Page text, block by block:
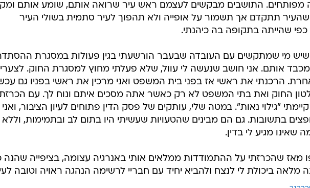
מפותחים. התושבים מבקשים לעצמם ראש עיר שרואה אותם, שומע אותם
תתקדם אך תשמור על אופייה ולא תהפוך לעיר סתמית בשולי העיר
שהייתה בתקופה בה כיהנתי.
שיש מי שמתקשים עם העובדה שבעבר הורשעתי בגין פעולות במסגרת
אותם. אני חושב שנעשה לי עוול, שלא פעלתי מחוץ למסגרת החוק.
הרכנתי את ראשי אז בפני בית המשפט ואני מרכין את ראשי בפניו גם
החוק ואת בתי המשפט לא רק כאשר אתה מסכים איתם ונוח לך. עם
"גילוי נאות". במטה שלי, עותקים של פסק הדין פתוחים לעיון הציבור, ואני
בתשובות. גם הם מבינים שהטעויות שעשיתי היו בתום לב ובתמימות,
שאינו מגיע לי בדין.
מאז שהכרזתי על ההתמודדות ממלאים אותי באנרגיה עצומה, בציפייה שהנה
מלאה ביכולת לי לנצח ולהביא יחיד עם חבריי לרשימה הנהגה ראויה וטובה